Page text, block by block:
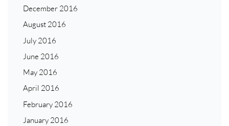
December 2016
August 2016
July 2016
June 2016
May 2016
April 2016
February 2016
January 2016